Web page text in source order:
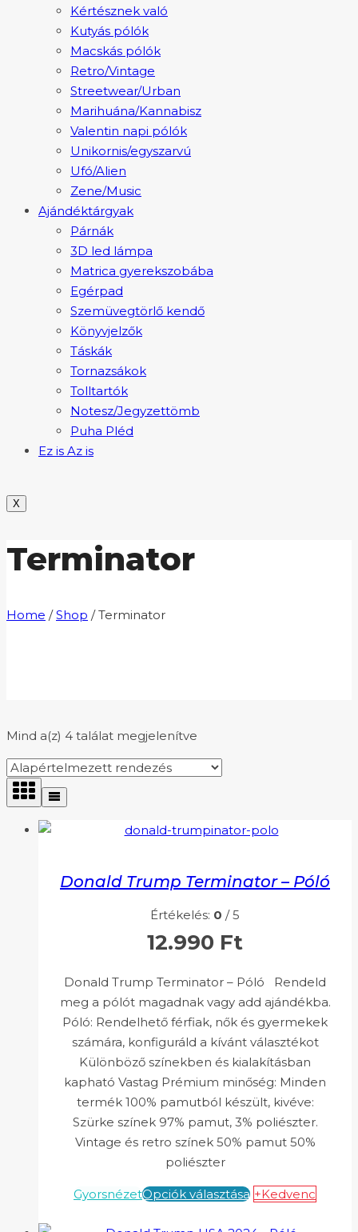
Kértésznek való
Kutyás pólók
Macskás pólók
Retro/Vintage
Streetwear/Urban
Marihuána/Kannabisz
Valentin napi pólók
Unikornis/egyszarvú
Ufó/Alien
Zene/Music
Ajándéktárgyak
Párnák
3D led lámpa
Matrica gyerekszobába
Egérpad
Szemüvegtörlő kendő
Könyvjelzők
Táskák
Tornazsákok
Tolltartók
Notesz/Jegyzettömb
Puha Pléd
Ez is Az is
X
Terminator
Home / Shop / Terminator
Mind a(z) 4 találat megjelenítve
Donald Trump Terminator – Póló
Értékelés: 0 / 5
12.990 Ft
Donald Trump Terminator – Póló Rendeld
meg a pólót magadnak vagy add ajándékba.
Póló: Rendelhető férfiak, nők és gyermekek
számára, konfiguráld a kívánt választékot
Különböző színekben és kialakításban
kapható Vastag Prémium minőség: Minden
termék 100% pamutból készült, kivéve:
Szürke színek 97% pamut, 3% poliészter.
Vintage és retro színek 50% pamut 50%
poliészter
GyorsnézetOpciók választása +Kedvenc